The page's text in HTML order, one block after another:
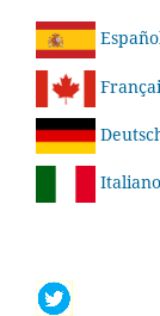
Italiano